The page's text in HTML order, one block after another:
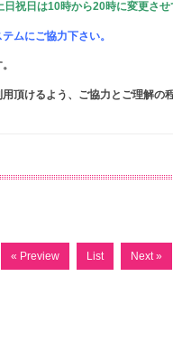
祝日は10時から20時に変更させ
ムにご協力下さい。
頂けるよう、ご協力とご理解の
« Preview List Next »